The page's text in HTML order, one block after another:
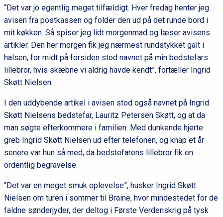
“Det var jo egentlig meget tilfældigt. Hver fredag henter jeg
avisen fra postkassen og folder den ud på det runde bord i
mit køkken. Så spiser jeg lidt morgenmad og læser avisens
artikler. Den her morgen fik jeg nærmest rundstykket galt i
halsen, for midt på forsiden stod navnet på min bedstefars
lillebror, hvis skæbne vi aldrig havde kendt”, fortæller Ingrid
Skøtt Nielsen.
I den uddybende artikel i avisen stod også navnet på Ingrid
Skøtt Nielsens bedstefar, Lauritz Petersen Skøtt, og at da
man søgte efterkommere i familien. Med dunkende hjerte
greb Ingrid Skøtt Nielsen ud efter telefonen, og knap et år
senere var hun så med, da bedstefarens lillebror fik en
ordentlig begravelse.
“Det var en meget smuk oplevelse”, husker Ingrid Skøtt
Nielsen om turen i sommer til Braine, hvor mindestedet for de
faldne sønderjyder, der deltog i Første Verdenskrig på tysk